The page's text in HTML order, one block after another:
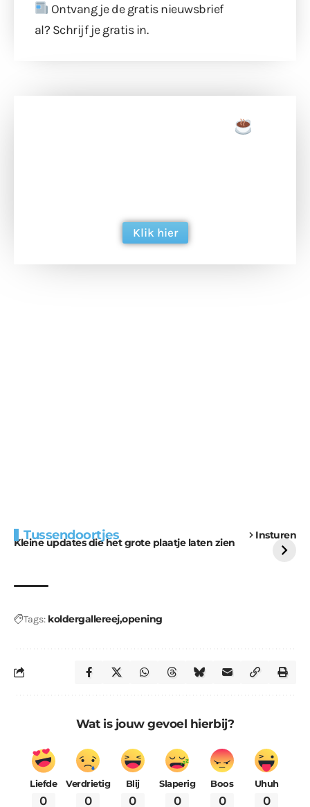
Ontvang je de gratis nieuwsbrief
al? Schrijf je gratis in.
Klik hier
Tussendoortjes Insturen
Kleine updates die het grote plaatje laten zien
voor kabouters
uitdaging
Tags: koldergallereejopening
Wat is jouw gevoel hierbij?
Liefde
0
Verdrietig
0
Blij
0
Slaperig
0
Boos
0
Uhuh
0